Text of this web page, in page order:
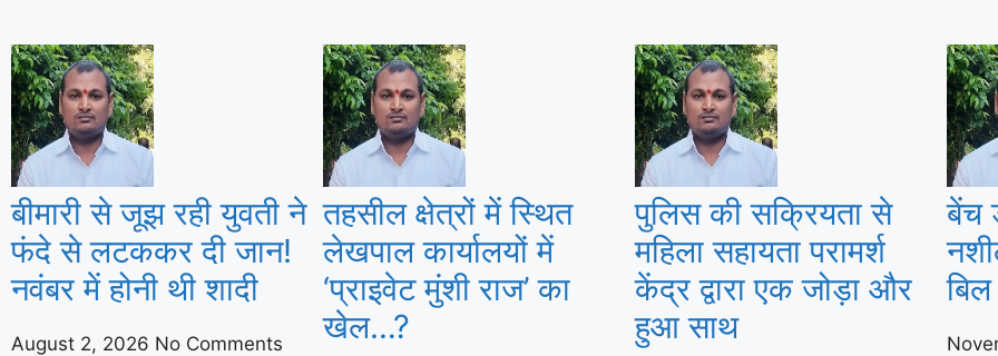
बीमारी से जूझ रही युवती ने
फंदे से लटककर दी जान!
नवंबर में होनी थी शादी
August 2, 2026 No Comments
तहसील क्षेत्रों में स्थित
लेखपाल कार्यालयों में
‘प्राइवेट मुंशी राज’ का
खेल…?
पुलिस की सक्रियता से
महिला सहायता परामर्श
केंद्र द्वारा एक जोड़ा और
हुआ साथ
बेंच